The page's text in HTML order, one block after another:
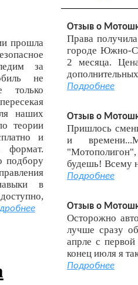
прошла
за
не
только
наших
теории
и
формат.
подбору
в
Отзыв о
Права
городе Южно-
2 месяца.
Подробнее
Отзыв о
Пришлось
и
будешь! Всему
Подробнее
Отзыв о
Осторожно
лучше сразу
апрле с
конец июля я
Подробнее